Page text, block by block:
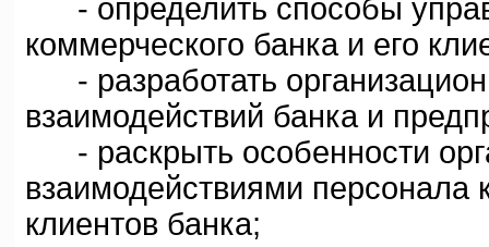
- определить способы
коммерческого банка и его
- разработать
взаимодействий банка и
- раскрыть особенности
взаимодействиями персонала
клиентов банка;